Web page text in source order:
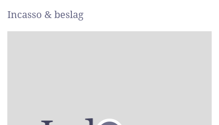
Incasso & beslag